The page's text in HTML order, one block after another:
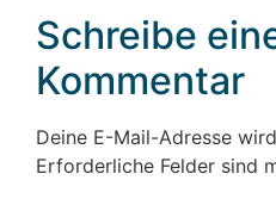
Schreibe
Kommentar
Deine E-Mail-Adresse
Erforderliche Felder sind